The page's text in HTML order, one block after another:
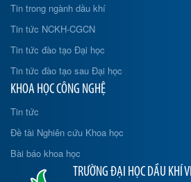
Tin trong ngành dầu khí
Tin tức NCKH-CGCN
Tin tức đào tạo Đại học
Tin tức đào tạo sau Đại học
KHOA HỌC CÔNG NGHỆ
Tin tức
Đề tài Nghiên cứu Khoa học
Bài báo khoa học
TRƯỜNG ĐẠI HỌC DẦU KHÍ